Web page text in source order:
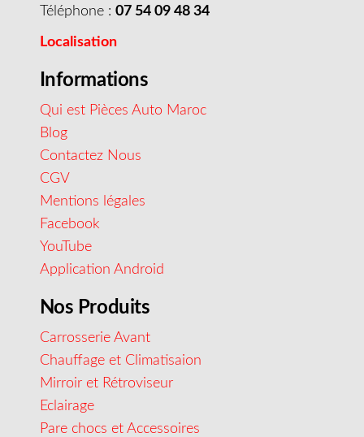
Téléphone : 07 54 09 48 34
Localisation
Informations
Qui est Pièces Auto Maroc
Blog
Contactez Nous
CGV
Mentions légales
Facebook
YouTube
Application Android
Nos Produits
Carrosserie Avant
Chauffage et Climatisaion
Mirroir et Rétroviseur
Eclairage
Pare chocs et Accessoires